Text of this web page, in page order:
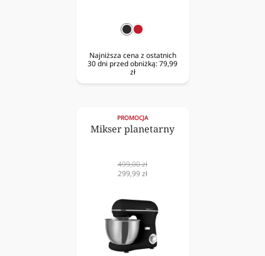
czarnyczerwony
Najniższa cena z ostatnich
30 dni przed obniżką:79,99
zł
PROMOCJA
Mikser planetarny
Cena
normalna
499,00 zł
Cena
299,99 zł